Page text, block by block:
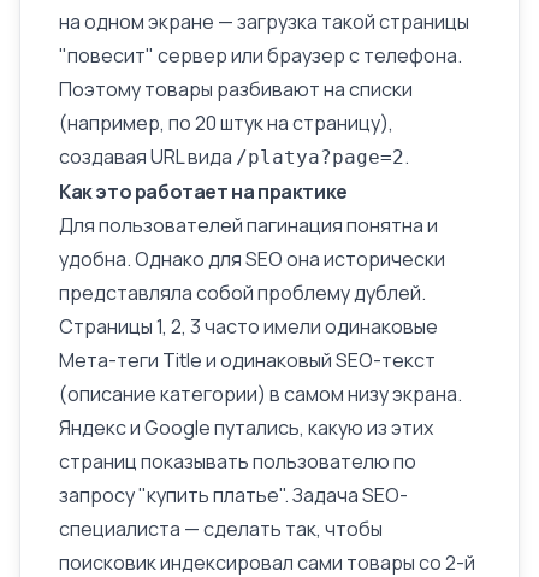
на одном экране — загрузка такой страницы
"повесит" сервер или браузер с телефона.
Поэтому товары разбивают на списки
(например, по 20 штук на страницу),
создавая URL вида /platya?page=2.
Как это работает на практике
Для пользователей пагинация понятна и
удобна. Однако для SEO она исторически
представляла собой проблему дублей.
Страницы 1, 2, 3 часто имели одинаковые
Мета-теги Titleи одинаковый SEO-текст
(описание категории) в самом низу экрана.
Яндекс и Google путались, какую из этих
страниц показывать пользователю по
запросу "купить платье". Задача SEO-
специалиста — сделать так, чтобы
поисковик индексировал сами товары со 2-й